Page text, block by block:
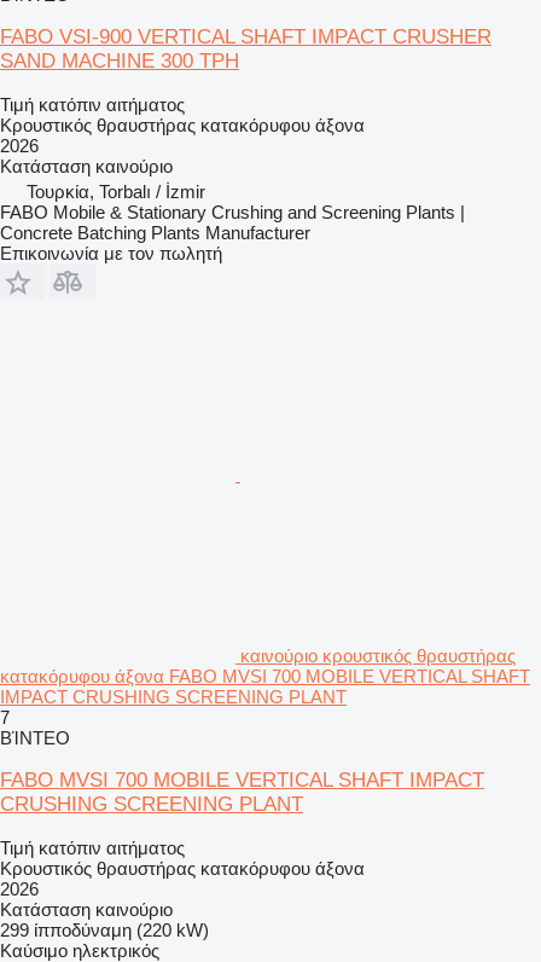
FABO VSI-900 VERTICAL SHAFT IMPACT CRUSHER
SAND MACHINE 300 TPH
Τιμή κατόπιν αιτήματος
Κρουστικός θραυστήρας κατακόρυφου άξονα
2026
Κατάσταση καινούριο
Τουρκία, Torbalı / İzmir
FABO Mobile & Stationary Crushing and Screening Plants |
Concrete Batching Plants Manufacturer
Επικοινωνία με τον πωλητή
καινούριο κρουστικός θραυστήρας
κατακόρυφου άξονα FABO MVSI 700 MOBILE VERTICAL SHAFT
IMPACT CRUSHING SCREENING PLANT
7
ΒΊΝΤΕΟ
FABO MVSI 700 MOBILE VERTICAL SHAFT IMPACT
CRUSHING SCREENING PLANT
Τιμή κατόπιν αιτήματος
Κρουστικός θραυστήρας κατακόρυφου άξονα
2026
Κατάσταση καινούριο
299 ίπποδύναμη (220 kW)
Καύσιμο ηλεκτρικός